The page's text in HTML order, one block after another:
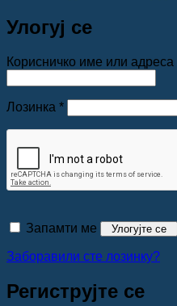
Улогуј се
Корисничко име или
Лозинка *Обавезно
Запамти ме Улогујте се
Заборавили сте лозинку?
Региструјте се